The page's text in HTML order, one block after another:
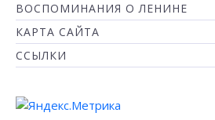
ВОСПОМИНАНИЯ О ЛЕНИНЕ
КАРТА САЙТА
ССЫЛКИ